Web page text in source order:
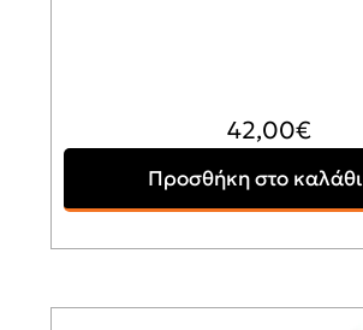
42,00€
Προσθήκη στο καλάθι